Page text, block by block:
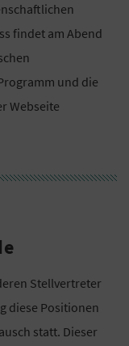
findet am Abend
und die
Webseite
Stellvertreter
diese Positionen
statt. Dieser